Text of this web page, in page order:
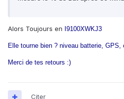
Alors Toujours en I9100XWKJ3
Elle tourne bien ? niveau batterie,
Merci de tes retours :)
Citer